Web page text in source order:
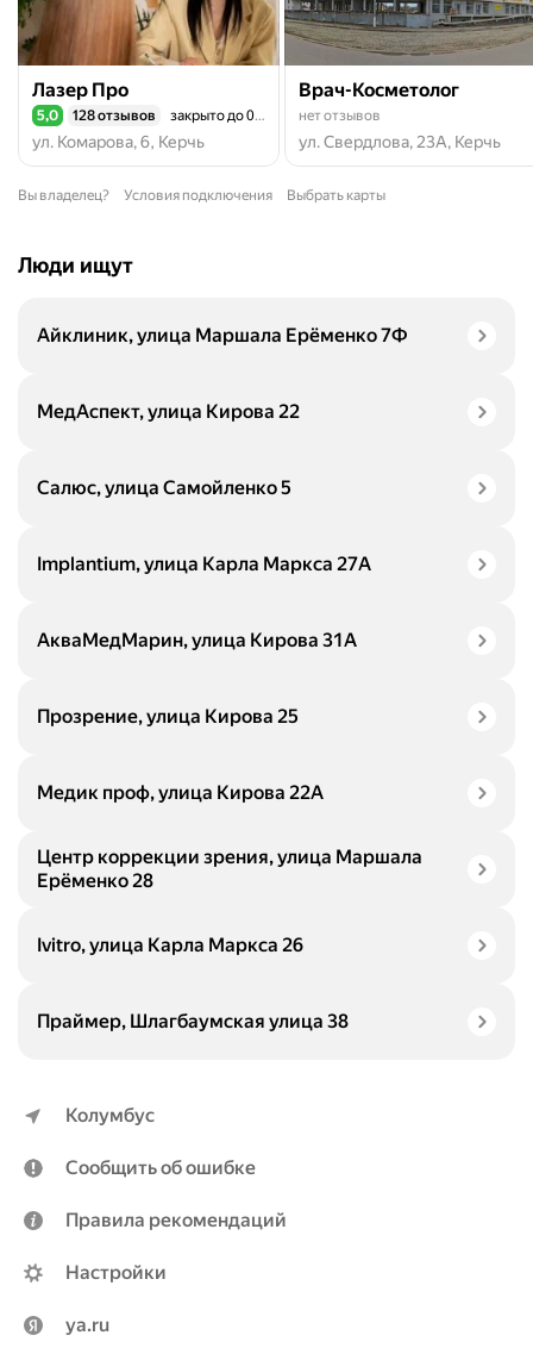
Лазер Про
Рейтинг 5,0 из 5
5,0 128 отзывов закрыто до 09:00
ул. Комарова, 6, Керчь
Врач-Косметолог
нет отзывов
ул. Свердлова, 23А, Керчь
Вы владелец? Условия подключения Выбрать карты
Люди ищут
Айклиник, улица Маршала Ерёменко 7Ф
МедАспект, улица Кирова 22
Салюс, улица Самойленко 5
Implantium, улица Карла Маркса 27А
АкваМедМарин, улица Кирова 31А
Прозрение, улица Кирова 25
Медик проф, улица Кирова 22А
Центр коррекции зрения, улица Маршала
Ерёменко 28
Ivitro, улица Карла Маркса 26
Праймер, Шлагбаумская улица 38
Колумбус
Сообщить об ошибке
Правила рекомендаций
Настройки
ya.ru